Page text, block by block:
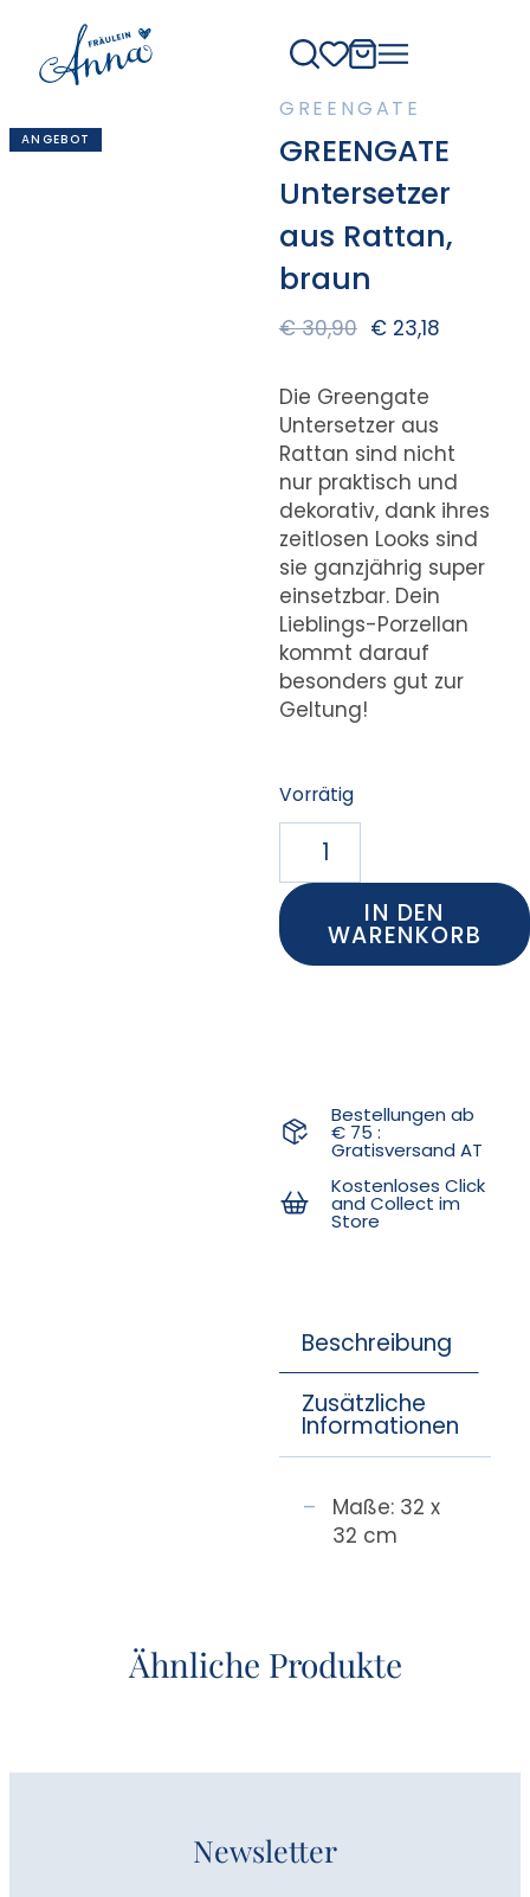
ANGEBOT
GREENGATE
GREENGATE
Untersetzer
aus Rattan,
braun
€30,90 €23,18
Die Greengate
Untersetzer aus
Rattan sind nicht
nur praktisch und
dekorativ, dank ihres
zeitlosen Looks sind
sie ganzjährig super
einsetzbar. Dein
Lieblings-Porzellan
kommt darauf
besonders gut zur
Geltung!
Vorrätig
IN DEN
WARENKORB
Bestellungen ab
€ 75 :
Gratisversand AT
Kostenloses Click
and Collect im
Store
Beschreibung
Zusätzliche
Informationen
Maße: 32 x
32 cm
Ähnliche Produkte
Newsletter